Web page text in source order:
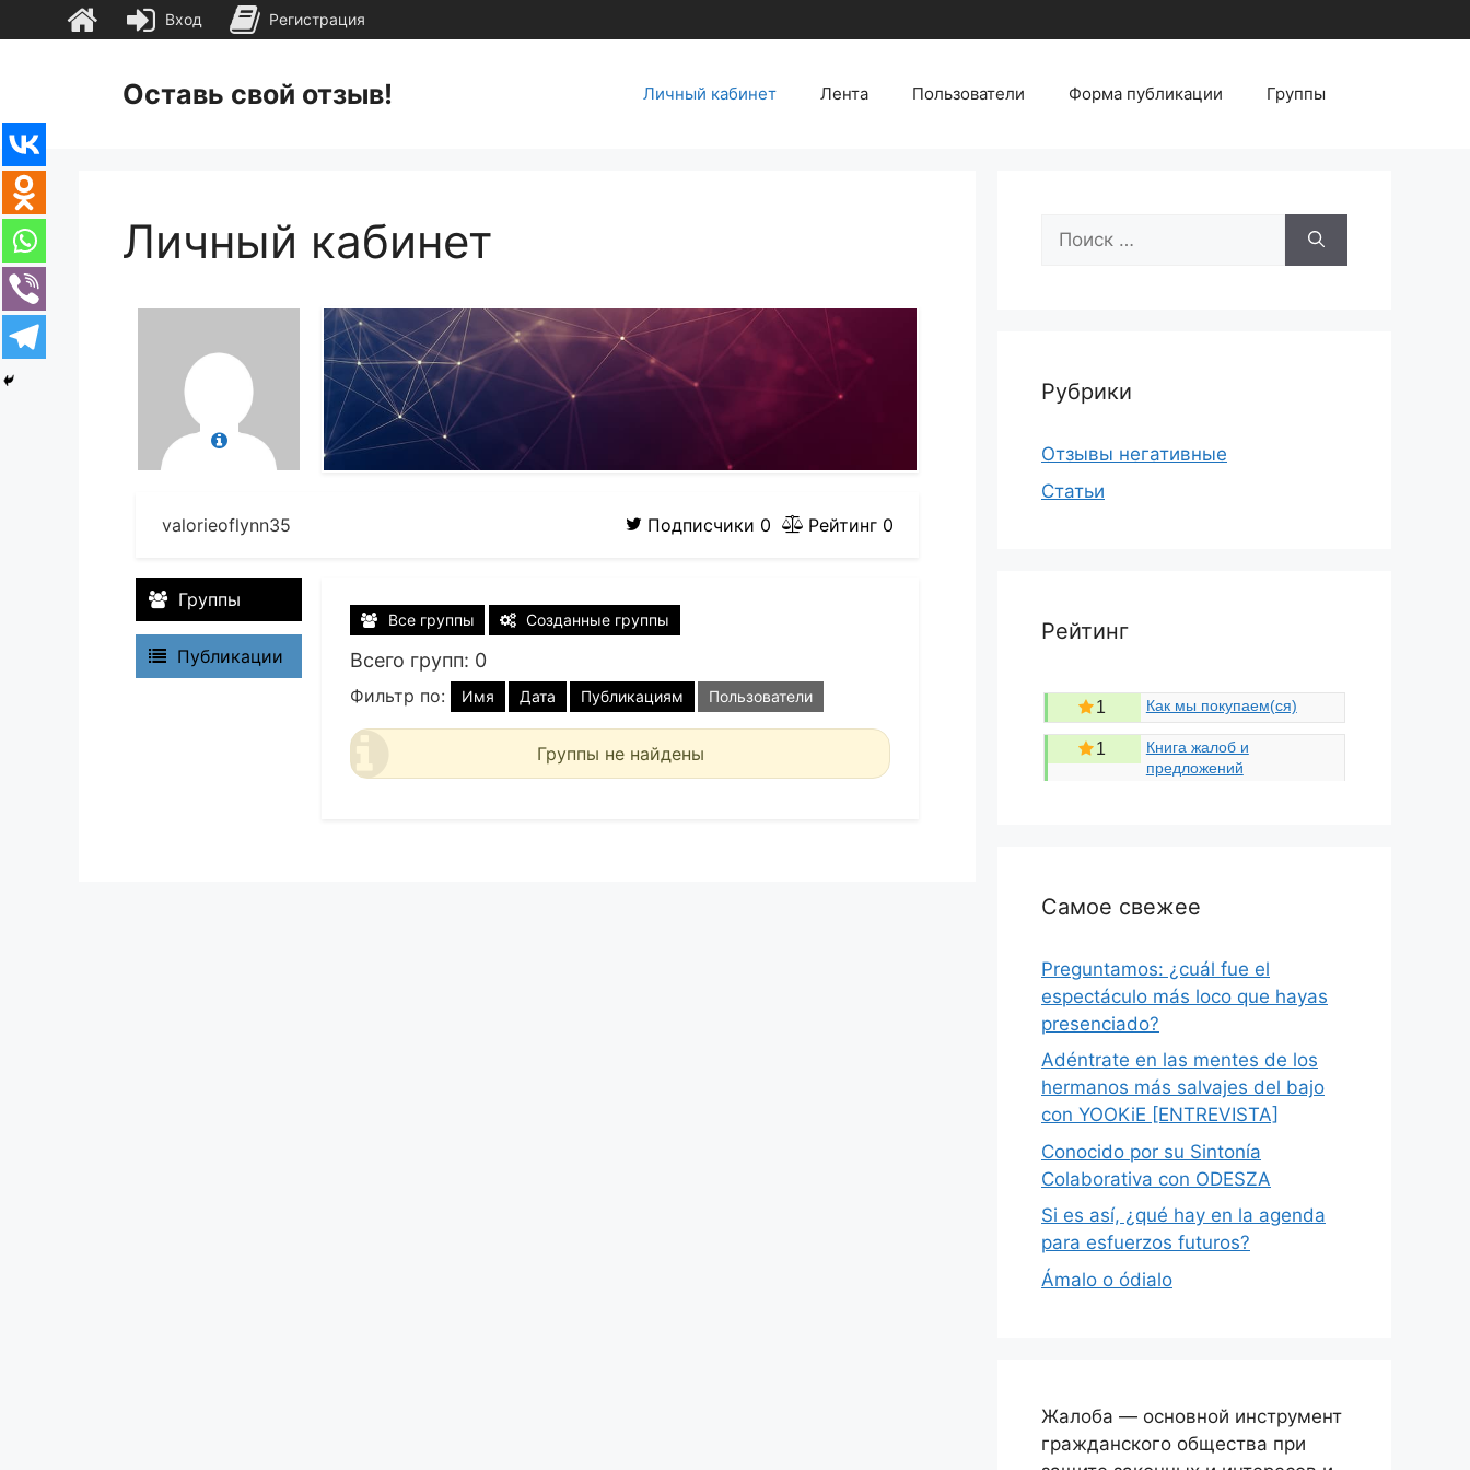
содержимомуОставь свой отзыв! Личный кабинет Лента Пользователи Форма публикации Группы
Личный кабинет
valorieoflynn35 Подписчики 0 Рейтинг 0
Группы
Публикации
Все группы Созданные группы
Всего групп: 0
Фильтр по: Имя Дата Публикациям Пользователи
Группы не найдены
Поиск:
Рубрики
Отзывы негативные
Статьи
Рейтинг
1 Как мы покупаем(ся)
1
Книга жалоб и
предложений
Самое свежее
Preguntamos: ¿cuál fue el
espectáculo más loco que hayas
presenciado?
Adéntrate en las mentes de los
hermanos más salvajes del bajo
con YOOKiE [ENTREVISTA]
Conocido por su Sintonía
Colaborativa con ODESZA
Si es así, ¿qué hay en la agenda
para esfuerzos futuros?
Ámalo o ódialo
Жалоба — основной инструмент
гражданского общества при
Вход Регистрация